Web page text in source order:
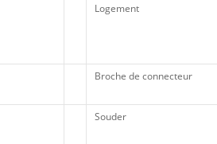
Logement
Broche de connecteur
Souder